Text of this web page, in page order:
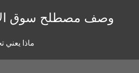
وصف مصطلح سوق
ماذا يعني